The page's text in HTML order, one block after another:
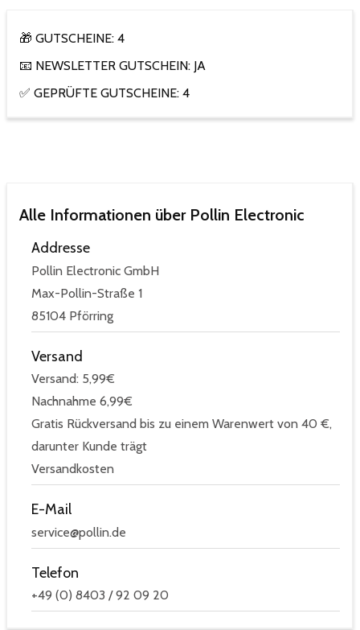
🎁 GUTSCHEINE: 4
📧 NEWSLETTER GUTSCHEIN: JA
✅ GEPRÜFTE GUTSCHEINE: 4
Alle Informationen über Pollin Electronic
Addresse
Pollin Electronic GmbH
Max-Pollin-Straße 1
85104 Pförring
Versand
Versand: 5,99€
Nachnahme 6,99€
Gratis Rückversand bis zu einem Warenwert von 40 €,
darunter Kunde trägt
Versandkosten
E-Mail
service@pollin.de
Telefon
+49 (0) 8403 / 92 09 20